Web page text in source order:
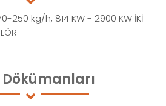
250 kg/h, 814 KW - 2900 KW İKİ
Dökümanları